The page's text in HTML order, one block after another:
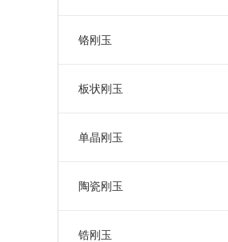
铬刚玉
板状刚玉
单晶刚玉
陶瓷刚玉
锆刚玉